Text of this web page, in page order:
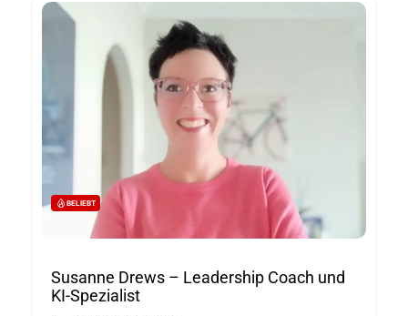
BELIEBT
Susanne Drews – Leadership Coach und
KI-Spezialist